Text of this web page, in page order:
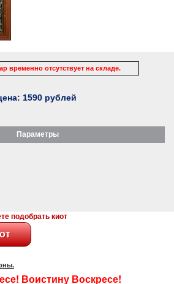
временно отсутствует на складе.
1590 рублей
Параметры
подобрать киот
Воистину Воскресе!